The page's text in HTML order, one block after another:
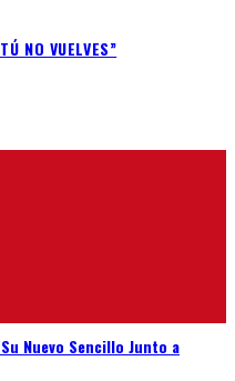
NO VUELVES”
Nuevo Sencillo Junto a